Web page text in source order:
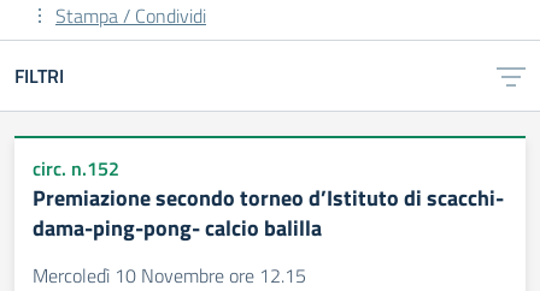
Stampa / Condividi
FILTRI
circ. n.152
Premiazione secondo torneo d’Istituto di scacchi-
dama-ping-pong- calcio balilla
Mercoledì 10 Novembre ore 12.15